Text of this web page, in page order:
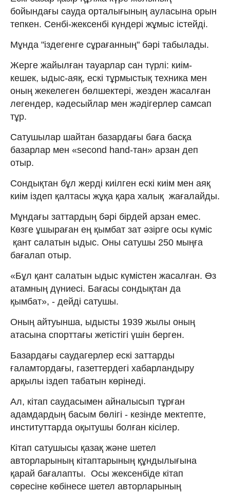
бойындағы сауда орталығының ауласына орын
тепкен. Сенбі-жексенбі күндері жұмыс істейді.
Мұнда "іздегенге сұрағанның" бәрі табылады.
Жерге жайылған тауарлар сан түрлі: киім-
кешек, ыдыс-аяқ, ескі тұрмыстық техника мен
оның жекелеген бөлшектері, жезден жасалған
легендер, кәдесыйлар мен жәдігерлер самсап
тұр.
Сатушылар шайтан базардағы баға басқа
базарлар мен «second hand-тан» арзан деп
отыр.
Сондықтан бұл жерді киілген ескі киім мен аяқ
киім іздеп қалтасы жұқа қара халық жағалайды.
Мұндағы заттардың бәрі бірдей арзан емес.
Көзге ұшыраған ең қымбат зат әзірге осы күміс
қант салатын ыдыс. Оны сатушы 250 мыңға
бағалап отыр.
«Бұл қант салатын ыдыс күмістен жасалған. Өз
атамның дүниесі. Бағасы сондықтан да
қымбат», - дейді сатушы.
Оның айтуынша, ыдысты 1939 жылы оның
атасына спорттағы жетістігі үшін берген.
Базардағы саудагерлер ескі заттарды
ғаламтордағы, газеттердегі хабарландыру
арқылы іздеп табатын көрінеді.
Ал, кітап саудасымен айналысып тұрған
адамдардың басым бөлігі - кезінде мектепте,
институттарда оқытушы болған кісілер.
Кітап сатушысы қазақ және шетел
авторларының кітаптарының құндылығына
қарай бағалапты. Осы жексенбіде кітап
сөресіне көбінесе шетел авторларының